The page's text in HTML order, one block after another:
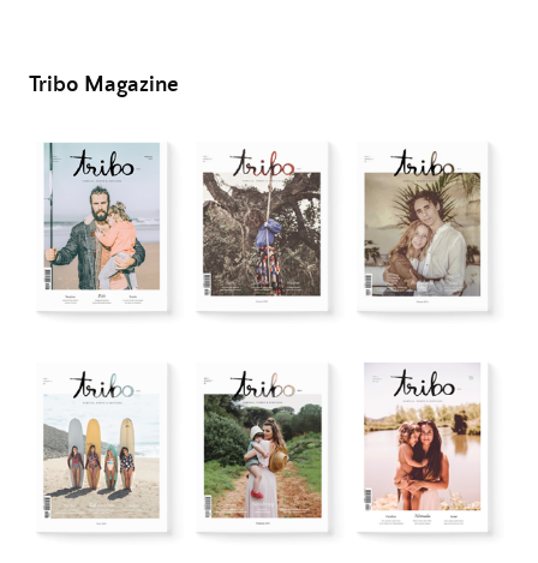
Tribo Magazine